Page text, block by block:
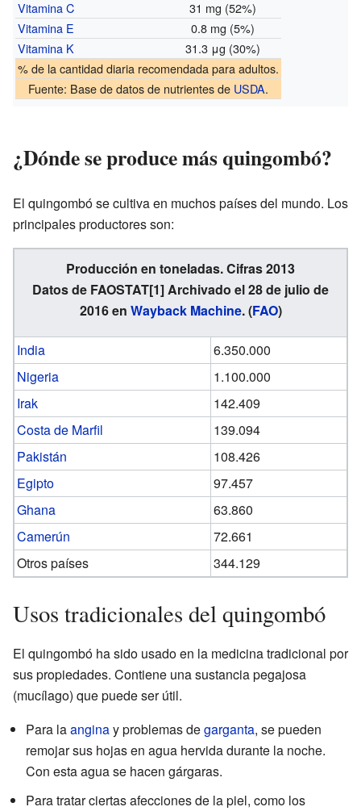
Vitamina C
31 mg (52%)
Vitamina E
0.8 mg (5%)
Vitamina K
31.3 μg (30%)
% de la cantidad diaria recomendada para adultos.
Fuente: Base de datos de nutrientesde USDA.
¿Dónde se produce más quingombó?
El quingombó se cultiva en muchos países del mundo. Los
principales productores son:
Producción en toneladas. Cifras 2013
Datos de FAOSTAT[1]Archivado el 28 de julio de
2016 en Wayback Machine. (FAO)
India
6.350.000
Nigeria
1.100.000
Irak
142.409
Costa de Marfil
139.094
Pakistán
108.426
Egipto
97.457
Ghana
63.860
Camerún
72.661
Otros países
344.129
Usos tradicionales del quingombó
El quingombó ha sido usado en la medicina tradicional por
sus propiedades. Contiene una sustancia pegajosa
(mucílago) que puede ser útil.
Para laanginay problemas degarganta, se pueden
remojar sus hojas en agua hervida durante la noche.
Con esta agua se hacen gárgaras.
Para tratar ciertas afecciones de la piel, como los